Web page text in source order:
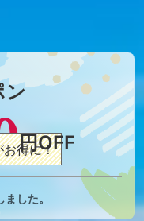
得に！
ン
した。